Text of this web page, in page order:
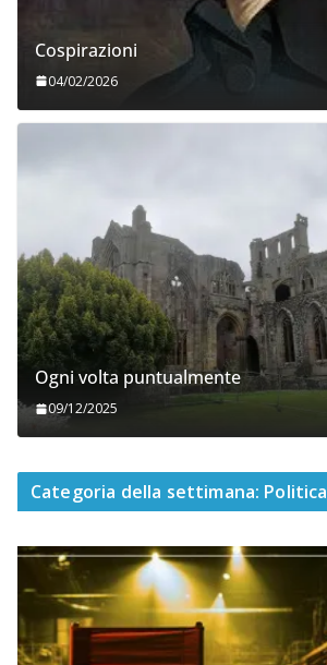
Cospirazioni
04/02/2026
Ogni volta puntualmente
09/12/2025
Categoria della settimana: Politica